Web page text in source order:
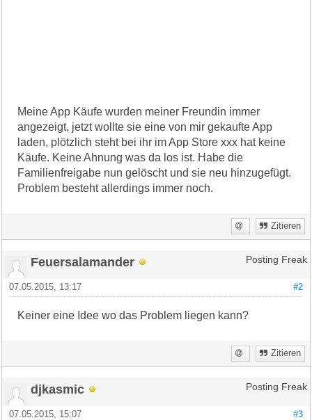
Meine App Käufe wurden meiner Freundin immer
angezeigt, jetzt wollte sie eine von mir gekaufte App
laden, plötzlich steht bei ihr im App Store xxx hat keine
Käufe. Keine Ahnung was da los ist. Habe die
Familienfreigabe nun gelöscht und sie neu hinzugefügt.
Problem besteht allerdings immer noch.
Zitieren
Feuersalamander Posting Freak
#2
07.05.2015, 13:17
Keiner eine Idee wo das Problem liegen kann?
Zitieren
djkasmic Posting Freak
#3
07.05.2015, 15:07